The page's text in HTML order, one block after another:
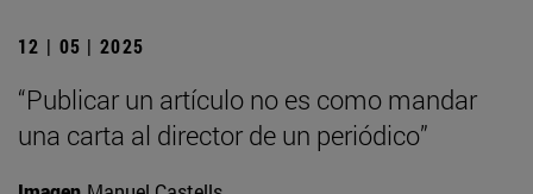
12 | 05 | 2025
“Publicar un artículo no es como mandar
una carta al director de un periódico”